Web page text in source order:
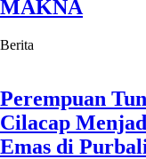
MAKNA
Berita
Perempuan
Cilacap
Emas di